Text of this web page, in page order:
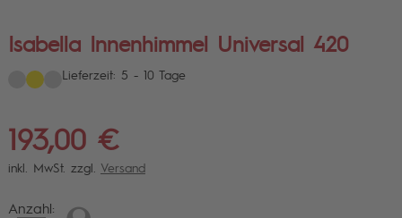
Isabella Innenhimmel Universal 420
Lieferzeit: 5 - 10 Tage
193,00 €
inkl. MwSt. zzgl. Versand
Anzahl: